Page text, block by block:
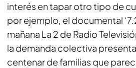
interés en tapar otro tipo de
por ejemplo, el documental
mañana La 2 de Radio
la demanda colectiva
centenar de familias que